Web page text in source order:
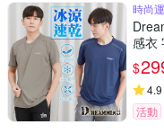
時尚
感衣
$
4.9
活動